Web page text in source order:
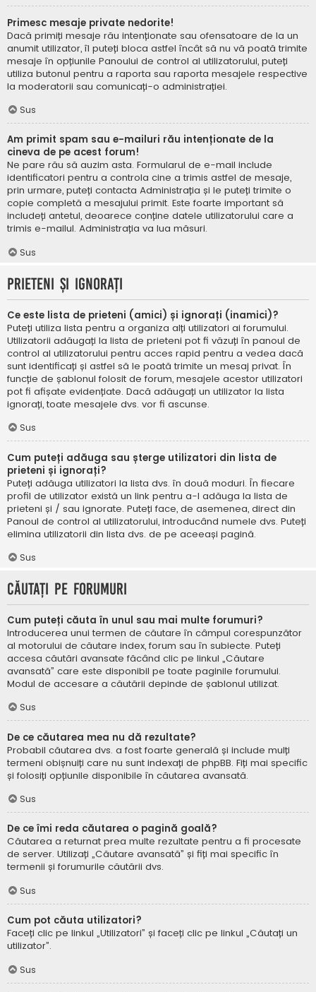
Primesc mesaje private nedorite!
Dacă primiți mesaje rău intenționate sau ofensatoare de la un
anumit utilizator, îl puteți bloca astfel încât să nu vă poată trimite
mesaje în opțiunile Panoului de control al utilizatorului, puteți
utiliza butonul pentru a raporta sau raporta mesajele respective
la moderatorii sau comunicați-o administrației.
Sus
Am primit spam sau e-mailuri rău intenționate de la
cineva de pe acest forum!
Ne pare rău să auzim asta. Formularul de e-mail include
identificatori pentru a controla cine a trimis astfel de mesaje,
prin urmare, puteți contacta Administrația și le puteți trimite o
copie completă a mesajului primit. Este foarte important să
includeți antetul, deoarece conține datele utilizatorului care a
trimis e-mailul. Administrația va lua măsuri.
Sus
Prieteni și ignorați
Ce este lista de prieteni (amici) și ignorați (inamici)?
Puteți utiliza lista pentru a organiza alți utilizatori ai forumului.
Utilizatorii adăugați la lista de prieteni pot fi văzuți în panoul de
control al utilizatorului pentru acces rapid pentru a vedea dacă
sunt identificați și astfel să le poată trimite un mesaj privat. În
funcție de șablonul folosit de forum, mesajele acestor utilizatori
pot fi afișate evidențiate. Dacă adăugați un utilizator la lista
ignorați, toate mesajele dvs. vor fi ascunse.
Sus
Cum puteți adăuga sau șterge utilizatori din lista de
prieteni și ignorați?
Puteți adăuga utilizatori la lista dvs. în două moduri. În fiecare
profil de utilizator există un link pentru a-l adăuga la lista de
prieteni și / sau ignorate. Puteți face, de asemenea, direct din
Panoul de control al utilizatorului, introducând numele dvs. Puteți
elimina utilizatorii din lista dvs. de pe aceeași pagină.
Sus
Căutați pe forumuri
Cum puteți căuta în unul sau mai multe forumuri?
Introducerea unui termen de căutare în câmpul corespunzător
al motorului de căutare index, forum sau în subiecte. Puteți
accesa căutări avansate făcând clic pe linkul „Căutare
avansată” care este disponibil pe toate paginile forumului.
Modul de accesare a căutării depinde de șablonul utilizat.
Sus
De ce căutarea mea nu dă rezultate?
Probabil căutarea dvs. a fost foarte generală și include mulți
termeni obișnuiți care nu sunt indexați de phpBB. Fiți mai specific
și folosiți opțiunile disponibile în căutarea avansată.
Sus
De ce îmi reda căutarea o pagină goală?
Căutarea a returnat prea multe rezultate pentru a fi procesate
de server. Utilizați „Căutare avansată” și fiți mai specific în
termenii și forumurile căutării dvs.
Sus
Cum pot căuta utilizatori?
Faceți clic pe linkul „Utilizatori” și faceți clic pe linkul „Căutați un
utilizator”.
Sus